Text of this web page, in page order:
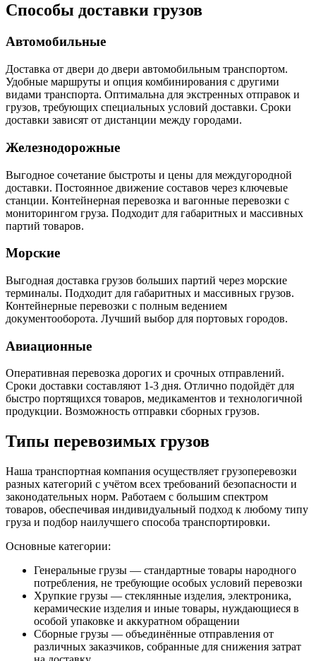
Способы доставки грузов
Автомобильные
Доставка от двери до двери автомобильным транспортом.
Удобные маршруты и опция комбинирования с другими
видами транспорта. Оптимальна для экстренных отправок и
грузов, требующих специальных условий доставки. Сроки
доставки зависят от дистанции между городами.
Железнодорожные
Выгодное сочетание быстроты и цены для междугородной
доставки. Постоянное движение составов через ключевые
станции. Контейнерная перевозка и вагонные перевозки с
мониторингом груза. Подходит для габаритных и массивных
партий товаров.
Морские
Выгодная доставка грузов больших партий через морские
терминалы. Подходит для габаритных и массивных грузов.
Контейнерные перевозки с полным ведением
документооборота. Лучший выбор для портовых городов.
Авиационные
Оперативная перевозка дорогих и срочных отправлений.
Сроки доставки составляют 1-3 дня. Отлично подойдёт для
быстро портящихся товаров, медикаментов и технологичной
продукции. Возможность отправки сборных грузов.
Типы перевозимых грузов
Наша транспортная компания осуществляет грузоперевозки
разных категорий с учётом всех требований безопасности и
законодательных норм. Работаем с большим спектром
товаров, обеспечивая индивидуальный подход к любому типу
груза и подбор наилучшего способа транспортировки.
Основные категории:
Генеральные грузы — стандартные товары народного
потребления, не требующие особых условий перевозки
Хрупкие грузы — стеклянные изделия, электроника,
керамические изделия и иные товары, нуждающиеся в
особой упаковке и аккуратном обращении
Сборные грузы — объединённые отправления от
различных заказчиков, собранные для снижения затрат